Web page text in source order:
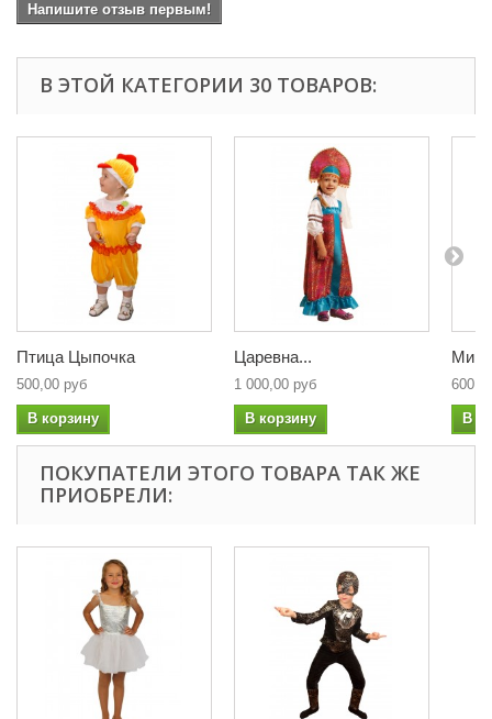
Напишите отзыв первым!
В ЭТОЙ КАТЕГОРИИ 30 ТОВАРОВ:
Птица Цыпочка
500,00 руб
В корзину
Царевна...
1 000,00 руб
В корзину В
ПОКУПАТЕЛИ ЭТОГО ТОВАРА ТАК ЖЕ
ПРИОБРЕЛИ: